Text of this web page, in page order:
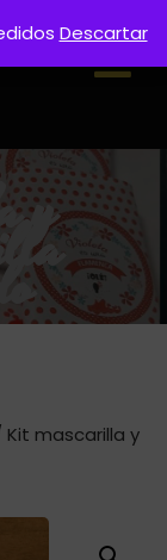
y
Kit mascarilla y
Descartar